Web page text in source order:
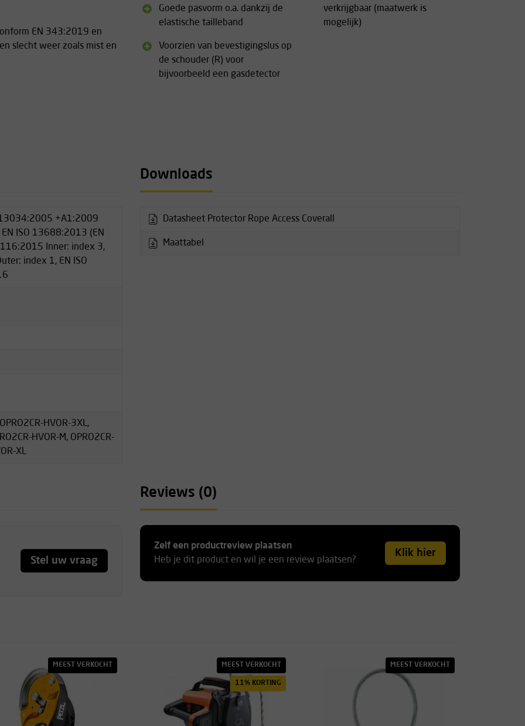
EN 343:2019 en
slecht weer zoals mist en
ritssluiting en
met een Rope Access
veiligheidsklep, rits en
striping op armen,
een ritssluiting (incl flap
Goede pasvorm o.a. dankzij de
elastische tailleband
Voorzien van bevestigingslus op
de schouder (R) voor
bijvoorbeeld een gasdetector
verkrijgbaar (maatwerk is
mogelijk)
+A1:2009
ISO 13688:2013 (EN
Inner: index 3,
index 1, EN ISO
HVOR-3XL,
HVOR-M, OPRO2CR-
XL
Downloads
Datasheet Protector Rope Access Coverall
Maattabel
Stel uw vraag
Reviews (0)
Zelf een productreview plaatsen
Heb je dit product en wil je een review plaatsen?
Klik hier
MEEST VERKOCHT MEEST VERKOCHT
11% KORTING
MEEST VERKOCHT